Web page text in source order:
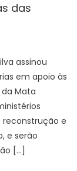
das
assinou
em apoio às
Mata
reconstrução e
e serão
[…]